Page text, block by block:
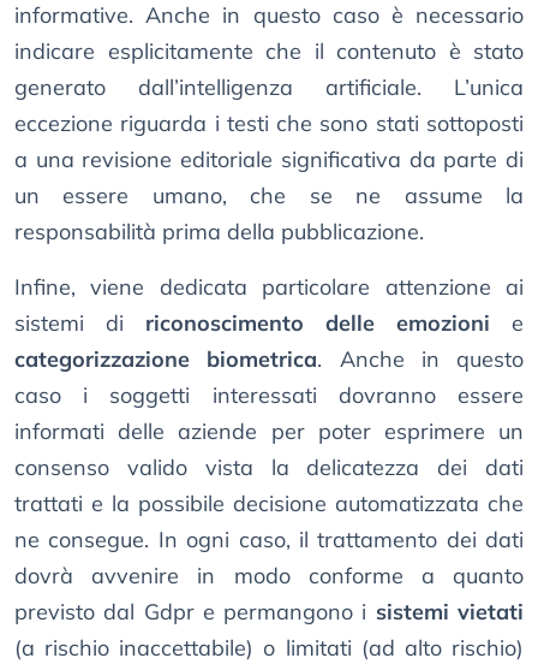
informative. Anche in questo caso è necessario
indicare esplicitamente che il contenuto è stato
generato dall’intelligenza artificiale. L’unica
eccezione riguarda i testi che sono stati sottoposti
a una revisione editoriale significativa da parte di
un essere umano, che se ne assume la
responsabilità prima della pubblicazione.
Infine, viene dedicata particolare attenzione ai
sistemi di riconoscimento delle emozioni e
categorizzazione biometrica. Anche in questo
caso i soggetti interessati dovranno essere
informati delle aziende per poter esprimere un
consenso valido vista la delicatezza dei dati
trattati e la possibile decisione automatizzata che
ne consegue. In ogni caso, il trattamento dei dati
dovrà avvenire in modo conforme a quanto
previsto dal Gdpr e permangono i sistemi vietati
(a rischio inaccettabile) o limitati (ad alto rischio)